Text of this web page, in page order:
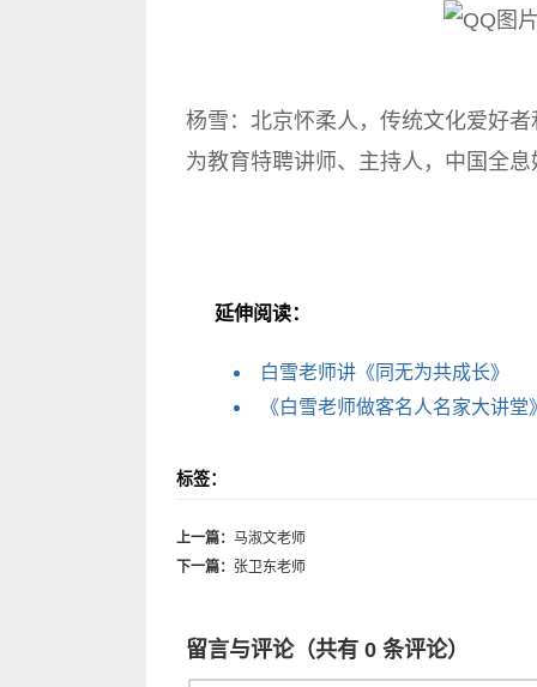
杨雪：北京怀柔人，传统文化爱好
为教育特聘讲师、主持人，中国全
延伸阅读：
白雪老师讲《同无为共成长》
《白雪老师做客名人名家大讲堂
标签：
上一篇： 马淑文老师
下一篇： 张卫东老师
留言与评论（共有 0 条评论）